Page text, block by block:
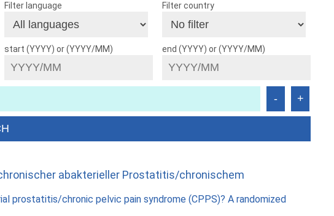
Filter language Filter country
start (YYYY) or (YYYY/MM) end (YYYY) or (YYYY/MM)
abakterieller Prostatitis/chronischem
prostatitis/chronic pelvic pain syndrome (CPPS)? A randomized